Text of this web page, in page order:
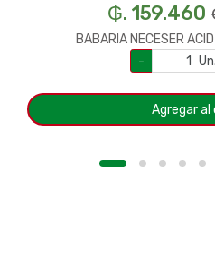
₲. 159.460
BABARIA NECESER
-
Un.
Agregar